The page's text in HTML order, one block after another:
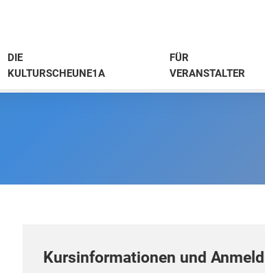
DIE
KULTURSCHEUNE1A
FÜR
VERANSTALTER
Kursinformationen und